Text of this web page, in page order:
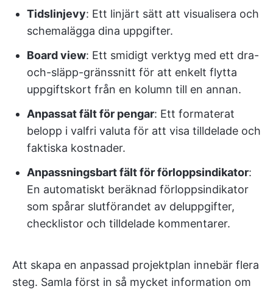
Tidslinjevy: Ett linjärt sätt att visualisera och
schemalägga dina uppgifter.
Board view: Ett smidigt verktyg med ett dra-
och-släpp-gränssnitt för att enkelt flytta
uppgiftskort från en kolumn till en annan.
Anpassat fält för pengar: Ett formaterat
belopp i valfri valuta för att visa tilldelade och
faktiska kostnader.
Anpassningsbart fält för förloppsindikator:
En automatiskt beräknad förloppsindikator
som spårar slutförandet av deluppgifter,
checklistor och tilldelade kommentarer.
Att skapa en anpassad projektplan innebär flera
steg. Samla först in så mycket information om